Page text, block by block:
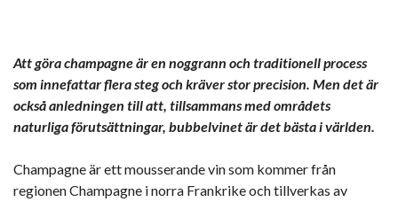
Att göra champagne är en noggrann och traditionell process
som innefattar flera steg och kräver stor precision. Men det är
också anledningen till att, tillsammans med områdets
naturliga förutsättningar, bubbelvinet är det bästa i världen.
Champagne är ett mousserande vin som kommer från
regionen Champagne i norra Frankrike och tillverkas av